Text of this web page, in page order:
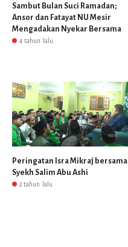
Sambut Bulan Suci Ramadan;
Ansor dan Fatayat NU Mesir
Mengadakan Nyekar Bersama
4 tahun lalu
Peringatan Isra Mikraj bersama
Syekh Salim Abu Ashi
2 tahun lalu